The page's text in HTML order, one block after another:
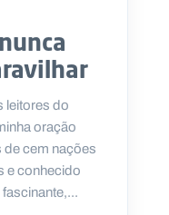
leitores do
oração
cem nações
e conhecido